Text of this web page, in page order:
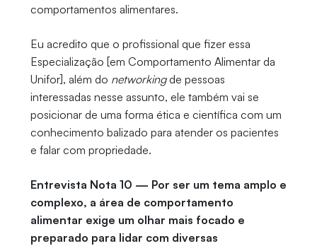
comportamentos alimentares.
Eu acredito que o profissional que fizer essa
Especialização [em Comportamento Alimentar da
Unifor], além do networkingde pessoas
interessadas nesse assunto, ele também vai se
posicionar de uma forma ética e científica com um
conhecimento balizado para atender os pacientes
e falar com propriedade.
Entrevista Nota 10 — Por ser um tema amplo e
complexo, a área de comportamento
alimentar exige um olhar mais focado e
preparado para lidar com diversas